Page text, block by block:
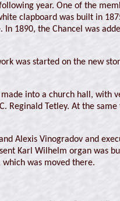
year. One of the
clapboard was built in
1890, the Chancel was
was started on the new
into a church hall,
Tetley. At the
Alexis Vinogradov and
Karl Wilhelm organ was
was moved there.